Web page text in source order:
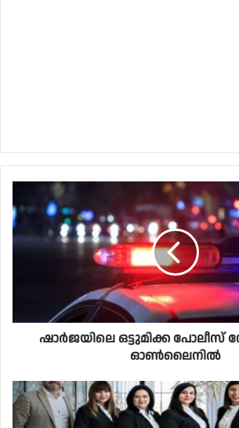
ഷാർജയിലെ ഒട്ടുമിക്ക പോലീസ്
ഓൺലൈനിൽ